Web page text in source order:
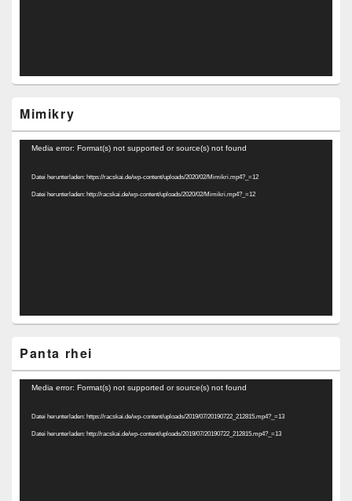
Mimikry
Video-
Media error: Format(s) not supported or source(s) not found
Datei herunterladen: https://racskai.de/wp-content/uploads/2020/02/Mimikri.mp4?_=12
Datei herunterladen: http://racskai.de/wp-content/uploads/2020/02/Mimikri.mp4?_=12
Panta rhei
Video-
Media error: Format(s) not supported or source(s) not found
Datei herunterladen: https://racskai.de/wp-content/uploads/2019/07/20190722_212815.mp4?_=13
Datei herunterladen: http://racskai.de/wp-content/uploads/2019/07/20190722_212815.mp4?_=13